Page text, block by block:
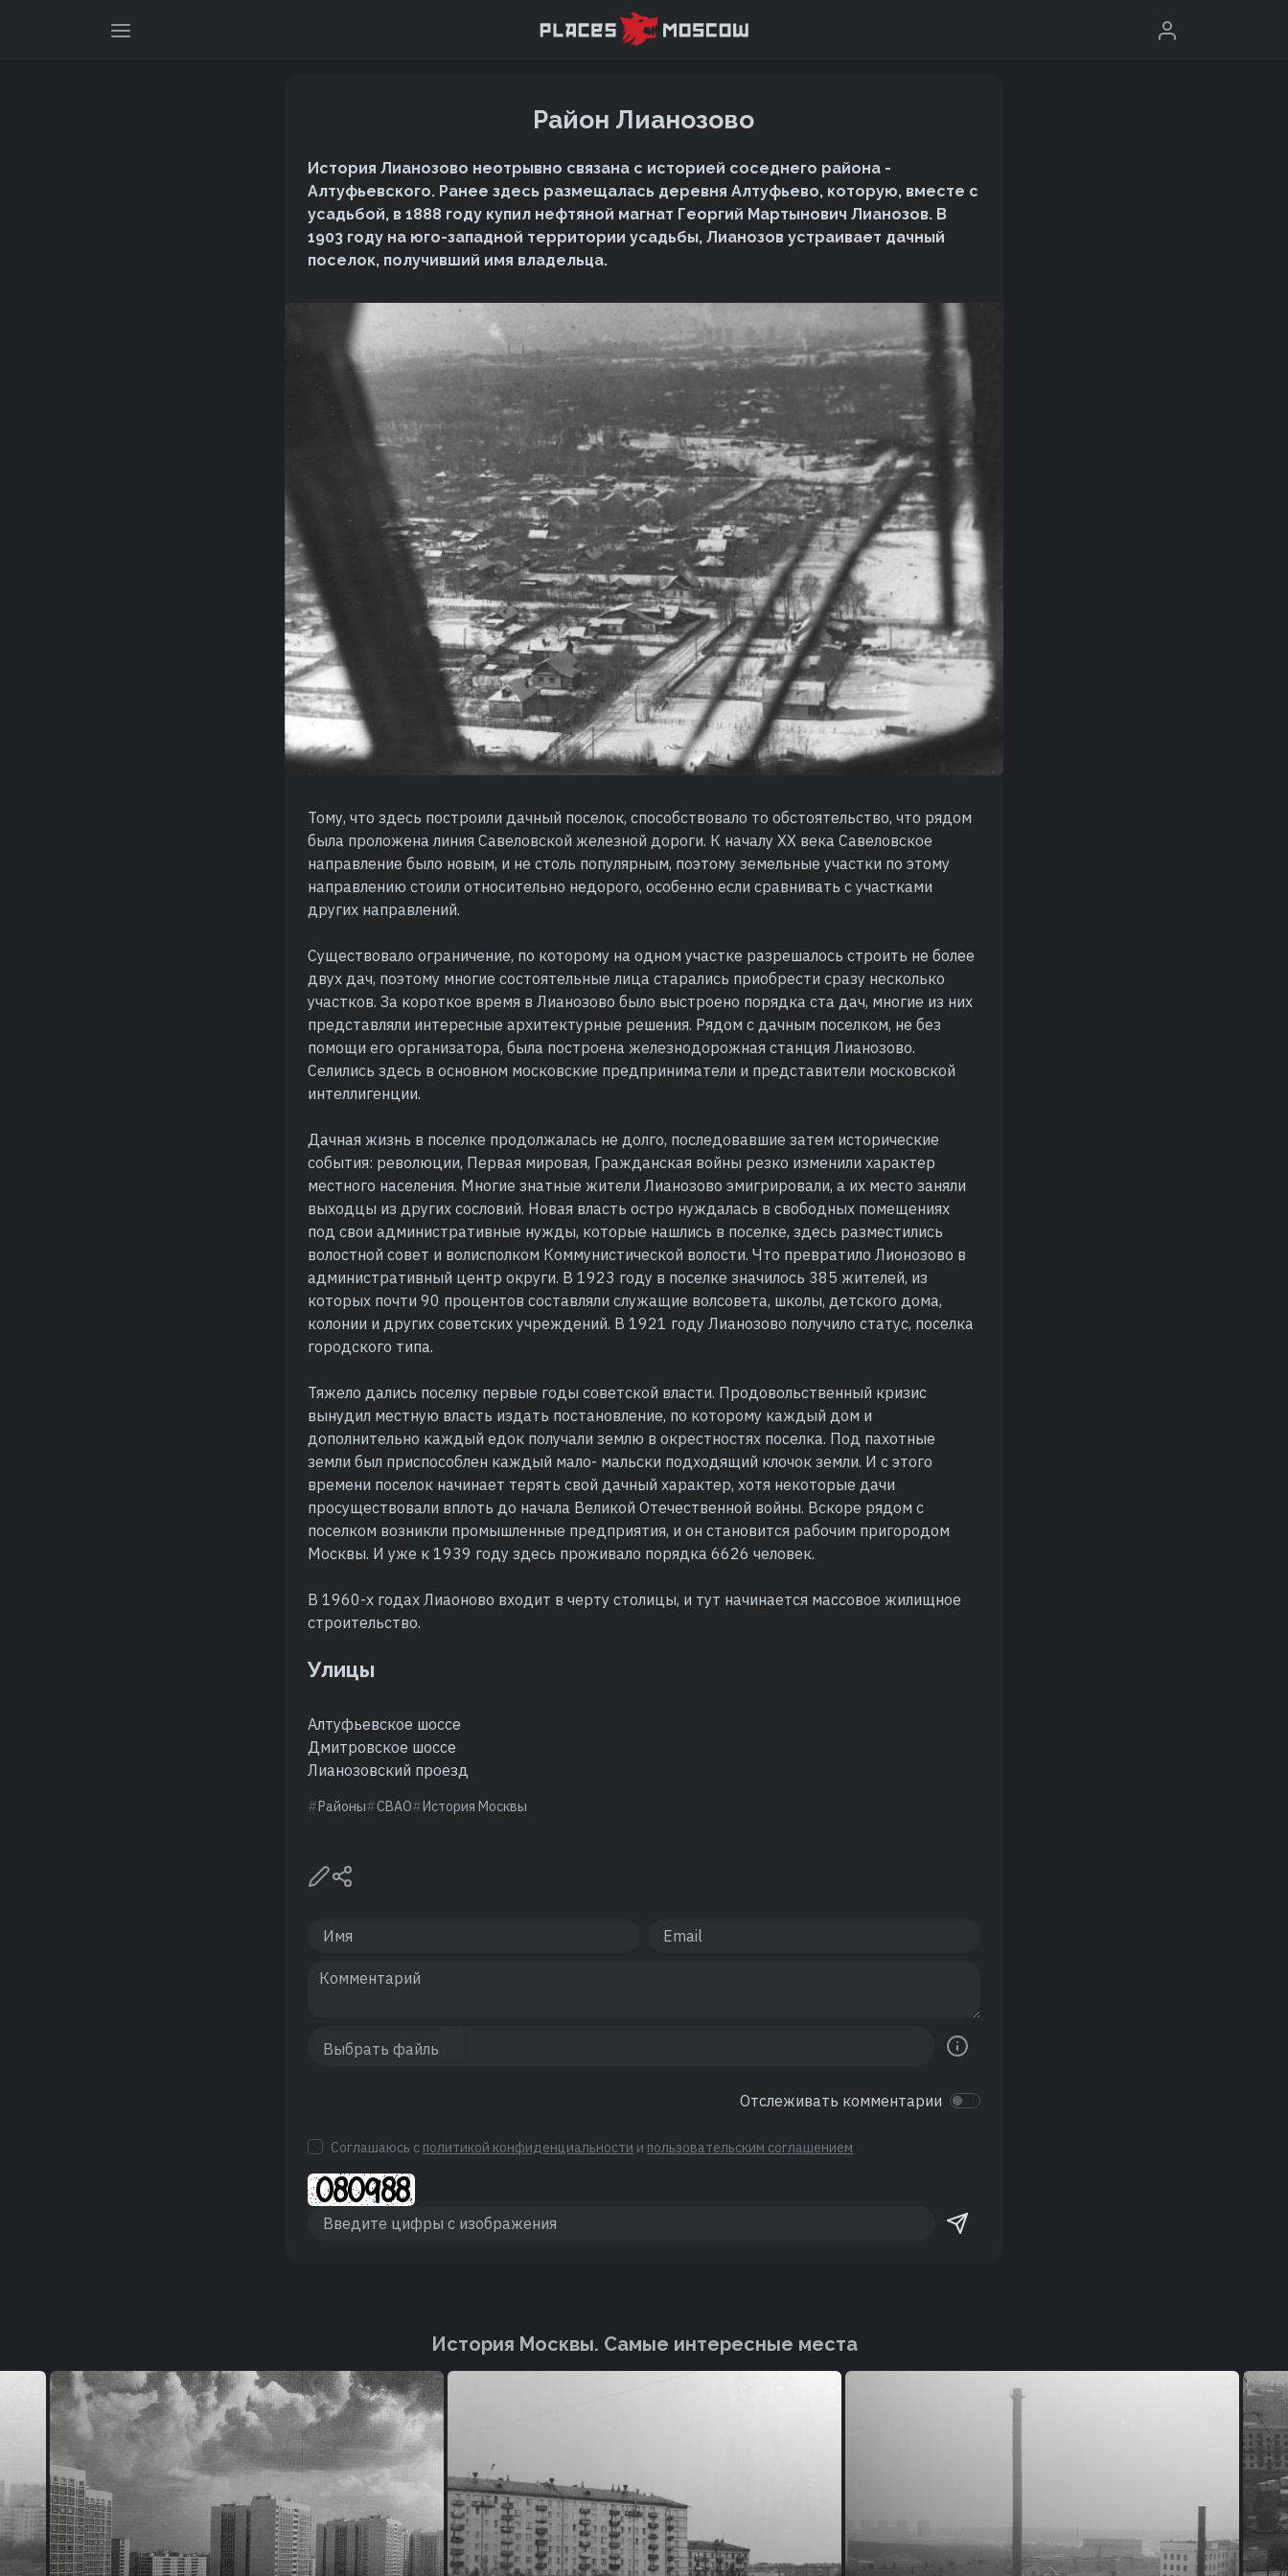
Район Лианозово
История Лианозово неотрывно связана с историей соседнего района -
Алтуфьевского. Ранее здесь размещалась деревня Алтуфьево, которую, вместе с
усадьбой, в 1888 году купил нефтяной магнат Георгий Мартынович Лианозов. В
1903 году на юго-западной территории усадьбы, Лианозов устраивает дачный
поселок, получивший имя владельца.
Тому, что здесь построили дачный поселок, способствовало то обстоятельство, что рядом
была проложена линия Савеловской железной дороги. К началу XX века Савеловское
направление было новым, и не столь популярным, поэтому земельные участки по этому
направлению стоили относительно недорого, особенно если сравнивать с участками
других направлений.
Существовало ограничение, по которому на одном участке разрешалось строить не более
двух дач, поэтому многие состоятельные лица старались приобрести сразу несколько
участков. За короткое время в Лианозово было выстроено порядка ста дач, многие из них
представляли интересные архитектурные решения. Рядом с дачным поселком, не без
помощи его организатора, была построена железнодорожная станция Лианозово.
Селились здесь в основном московские предприниматели и представители московской
интеллигенции.
Дачная жизнь в поселке продолжалась не долго, последовавшие затем исторические
события: революции, Первая мировая, Гражданская войны резко изменили характер
местного населения. Многие знатные жители Лианозово эмигрировали, а их место заняли
выходцы из других сословий. Новая власть остро нуждалась в свободных помещениях
под свои административные нужды, которые нашлись в поселке, здесь разместились
волостной совет и волисполком Коммунистической волости. Что превратило Лионозово в
административный центр округи. В 1923 году в поселке значилось 385 жителей, из
которых почти 90 процентов составляли служащие волсовета, школы, детского дома,
колонии и других советских учреждений. В 1921 году Лианозово получило статус, поселка
городского типа.
Тяжело дались поселку первые годы советской власти. Продовольственный кризис
вынудил местную власть издать постановление, по которому каждый дом и
дополнительно каждый едок получали землю в окрестностях поселка. Под пахотные
земли был приспособлен каждый мало- мальски подходящий клочок земли. И с этого
времени поселок начинает терять свой дачный характер, хотя некоторые дачи
просуществовали вплоть до начала Великой Отечественной войны. Вскоре рядом с
поселком возникли промышленные предприятия, и он становится рабочим пригородом
Москвы. И уже к 1939 году здесь проживало порядка 6626 человек.
В 1960-х годах Лиаоново входит в черту столицы, и тут начинается массовое жилищное
строительство.
Улицы
Алтуфьевское шоссе
Дмитровское шоссе
Лианозовский проезд
Районы СВАО История Москвы
Отслеживать комментарии
Соглашаюсь с политикой конфиденциальности и пользовательским соглашением
История Москвы. Cамые интересные места